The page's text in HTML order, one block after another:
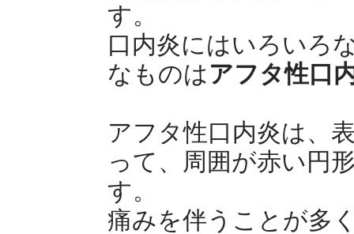
す。
口内炎にはいろいろ
なものは アフタ性口
アフタ性口内炎は、
って、周囲が赤い円
す。
痛みを伴うことが多